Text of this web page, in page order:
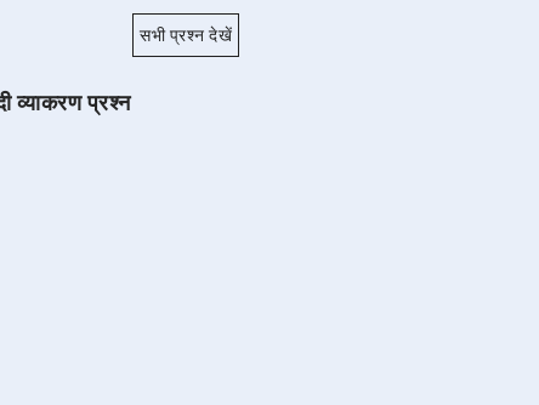
सभी प्रश्न देखें
व्याकरण प्रश्न